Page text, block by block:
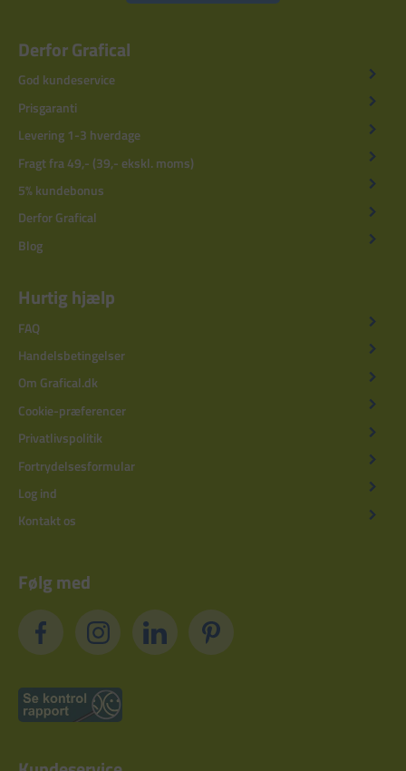
Derfor Grafical
God kundeservice
Prisgaranti
Levering 1-3 hverdage
Fragt fra 49,- (39,- ekskl. moms)
5% kundebonus
Derfor Grafical
Blog
Hurtig hjælp
FAQ
Handelsbetingelser
Om Grafical.dk
Cookie-præferencer
Privatlivspolitik
Fortrydelsesformular
Log ind
Kontakt os
Følg med